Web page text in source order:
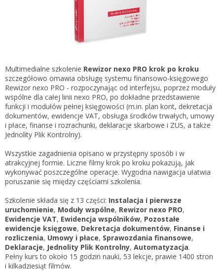
KSeF w Subiekcie GT
KSeF w Subiekcie nexo/nexo PRO
KSeF w Rachmistrzu i Rewizorze GT
Portal Dokumentów z obsługą KSeF dla firm
Portal Dokumentów z obsługą KSeF dla biur
rachunkowych
Logowanie do Akademi InsERT
Login
Hasło
Zapomniałem hasła
Nie masz konta
Zarejestruj
Multimedialne szkolenie Rewizor nexo PRO krok po kroku
szczegółowo omawia obsługę systemu finansowo-księgowego
Rewizor nexo PRO - rozpoczynając od interfejsu, poprzez moduły
wspólne dla całej linii nexo PRO, po dokładne przedstawienie
funkcji i modułów pełnej księgowości (m.in. plan kont, dekretacja
dokumentów, ewidencje VAT, obsługa środków trwałych, umowy
i płace, finanse i rozrachunki, deklaracje skarbowe i ZUS, a także
Jednolity Plik Kontrolny).
Wszystkie zagadnienia opisano w przystępny sposób i w
atrakcyjnej formie. Liczne filmy krok po kroku pokazują, jak
wykonywać poszczególne operacje. Wygodna nawigacja ułatwia
poruszanie się między częściami szkolenia.
Szkolenie składa się z 13 części: Instalacja i pierwsze
uruchomienie, Moduły wspólne, Rewizor nexo PRO,
Ewidencje VAT, Ewidencja wspólników, Pozostałe
ewidencje księgowe, Dekretacja dokumentów, Finanse i
rozliczenia, Umowy i płace, Sprawozdania finansowe,
Deklaracje, Jednolity Plik Kontrolny, Automatyzacja.
Pełny kurs to około 15 godzin nauki, 53 lekcje, prawie 1400 stron
i kilkadziesiąt filmów.